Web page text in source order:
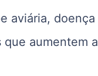
aviária, doença
que aumentem a